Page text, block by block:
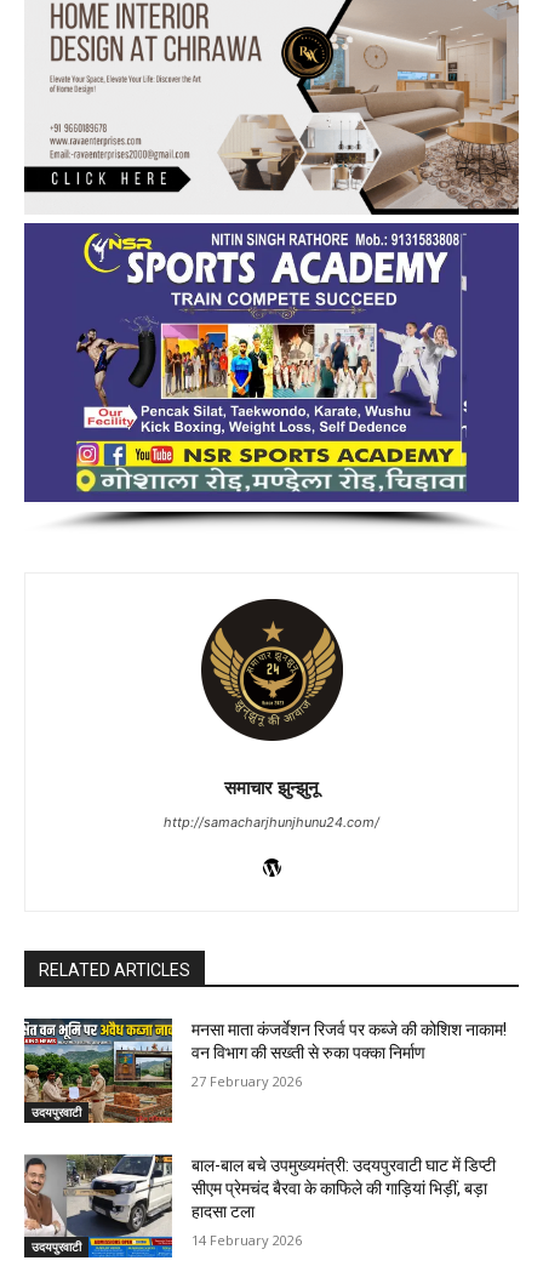
समाचार झुन्झुनू
http://samacharjhunjhunu24.com/
RELATED ARTICLES
उदयपुरवाटी
मनसा माता कंजर्वेशन रिजर्व पर कब्जे की कोशिश नाकाम!
वन विभाग की सख्ती से रुका पक्का निर्माण
27 February 2026
उदयपुरवाटी
बाल-बाल बचे उपमुख्यमंत्री: उदयपुरवाटी घाट में डिप्टी
सीएम प्रेमचंद बैरवा के काफिले की गाड़ियां भिड़ीं, बड़ा
हादसा टला
14 February 2026